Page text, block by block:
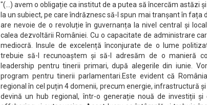
"(...) avem o obligație ca institut de a putea să încercăm astăzi
la un subiect, pe care îndrăznesc să-l spun mai tranșant în fața
are nevoie de o revoluție în guvernanța la nivel central și
calea dezvoltării României. Cu o capacitate de administrare
mediocră. Insule de excelență înconjurate de o lume
trebuie să-l recunoaștem și să-l adresăm de o manieră
leadership pentru tinerii primari, după alegerile din iunie.
program pentru tinerii parlamentari.Este evident că
regional în cel puțin 4 domenii, precum energie, infrastructură
devină un hub regional, într-o generație nouă de investiții